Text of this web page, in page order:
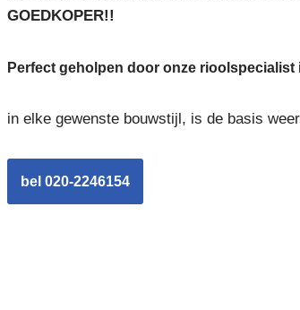
GOEDKOPER!!
Perfect geholpen door onze rioolspecialist
in elke gewenste bouwstijl, is de basis
bel 020-2246154